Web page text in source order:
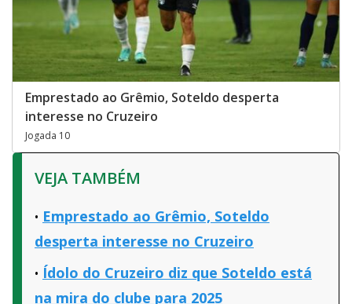
Emprestado ao Grêmio, Soteldo desperta
interesse no Cruzeiro
Jogada 10
VEJA TAMBÉM
Emprestado ao Grêmio, Soteldo
desperta interesse no Cruzeiro
Ídolo do Cruzeiro diz que Soteldo está
na mira do clube para 2025